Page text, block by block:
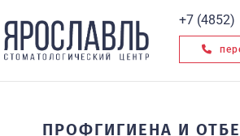
+7 (4852)
ПРОФГИГИЕНА И